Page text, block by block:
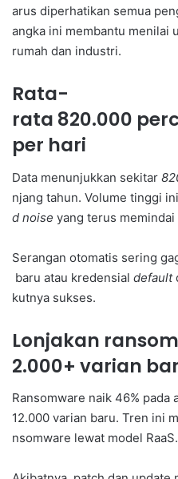
arus diperhatikan semua
angka ini membantu menilai
rumah dan industri.
Rata-
rata 820.000
per hari
Data menunjukkan sekitar
njang tahun. Volume tinggi
d noise yang terus memindai
Serangan otomatis sering
baru atau kredensial default
kutnya sukses.
Lonjakan
2.000+ varian
Ransomware naik 46%
12.000 varian baru. Tren ini
nsomware lewat model RaaS.